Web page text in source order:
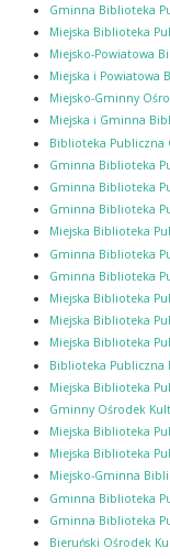
Gminna Biblioteka
Miejska Biblioteka
Miejsko-Powiatowa
Miejska i Powiatowa
Miejsko-Gminny
Miejska i Gminna
Biblioteka Publiczna
Gminna Biblioteka
Gminna Biblioteka
Gminna Biblioteka
Miejska Biblioteka
Gminna Biblioteka
Gminna Biblioteka
Miejska Biblioteka
Miejska Biblioteka
Miejska Biblioteka
Biblioteka Publiczna
Miejska Biblioteka
Gminny Ośrodek
Miejska Biblioteka
Miejska Biblioteka
Miejsko-Gminna
Gminna Biblioteka
Gminna Biblioteka
Bieruński Ośrodek